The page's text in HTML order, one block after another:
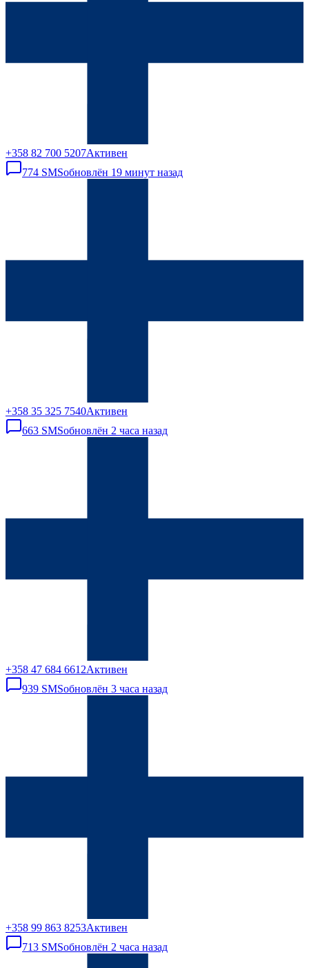
+358 82 700 5207Активен
774 SMSобновлён 19 минут назад
+358 35 325 7540Активен
663 SMSобновлён 2 часа назад
+358 47 684 6612Активен
939 SMSобновлён 3 часа назад
+358 99 863 8253Активен
713 SMSобновлён 2 часа назад